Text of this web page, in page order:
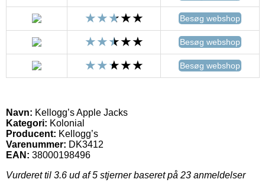
Besøg webshop
Besøg webshop
Besøg webshop
Navn: Kellogg’s Apple Jacks
Kategori: Kolonial
Producent: Kellogg’s
Varenummer: DK3412
EAN: 38000198496
Vurderet til 3.6 ud af 5 stjerner baseret på 23 anmeldelser